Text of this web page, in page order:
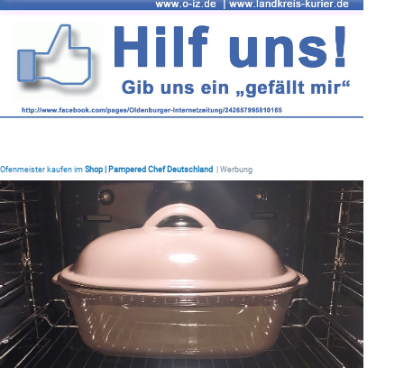
Ofenmeister kaufen im Shop | Pampered Chef Deutschland | Werbung